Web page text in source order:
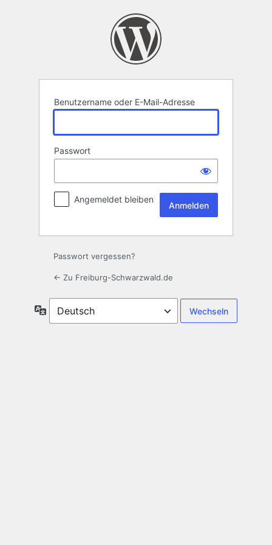
Benutzername oder E-Mail-Adresse
Passwort
Angemeldet bleiben
Passwort vergessen?
← Zu Freiburg-Schwarzwald.de
Sprache